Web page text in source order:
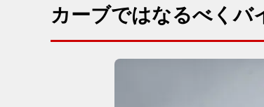
カーブではなるべくバ